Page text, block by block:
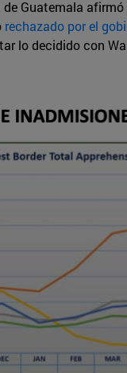
Guatemala
rechazado por el
lo decidido con